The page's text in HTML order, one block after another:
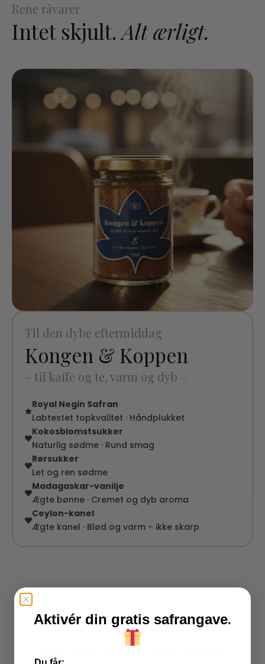
Rene råvarer
Intet skjult.Alt ærligt.
Til den dybe eftermiddag
Kongen & Koppen
– til kaffe og te, varm og dyb –
Royal Negin Safran
Labtestet topkvalitet · Håndplukket
Kokosblomstsukker
Naturlig sødme · Rund smag
Rørsukker
Let og ren sødme
Madagaskar-vanilje
Ægte bønne · Cremet og dyb aroma
Ceylon-kanel
Ægte kanel · Blød og varm – ikke skarp
Mød nogle af vores glade kunder
Aktivér din gratis safrangave.